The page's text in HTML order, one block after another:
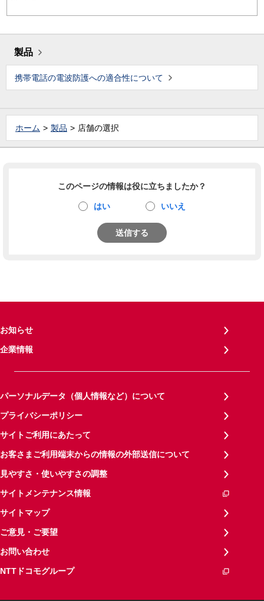
製品
携帯電話の電波防護への適合性について
ホーム 製品 店舗の選択
このページの情報は役に立ちましたか？
はい いいえ
送信する
お知らせ
企業情報
パーソナルデータ（個人情報など）について
プライバシーポリシー
サイトご利用にあたって
お客さまご利用端末からの情報の外部送信について
見やすさ・使いやすさの調整
サイトメンテナンス情報
サイトマップ
ご意見・ご要望
お問い合わせ
NTTドコモグループ